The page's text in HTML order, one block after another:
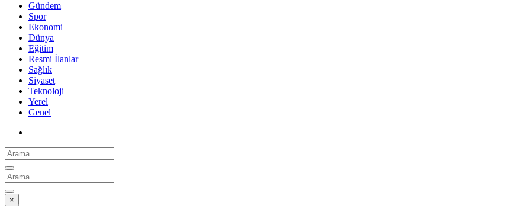
Gündem
Spor
Ekonomi
Dünya
Eğitim
Resmi İlanlar
Sağlık
Siyaset
Teknoloji
Yerel
Genel
×